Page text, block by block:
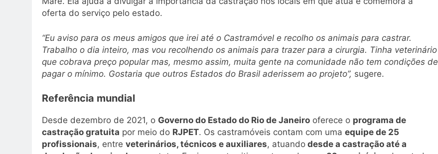
oferta do serviço pelo estado.
“Eu aviso para os meus amigos que irei até o Castramóvel e recolho os animais para castrar.
Trabalho o dia inteiro, mas vou recolhendo os animais para trazer para a cirurgia. Tinha veterinário
que cobrava preço popular mas, mesmo assim, muita gente na comunidade não tem condições de
pagar o mínimo. Gostaria que outros Estados do Brasil aderissem ao projeto”, sugere.
Referência mundial
Desde dezembro de 2021, o Governo do Estado do Rio de Janeiro oferece o programa de
castração gratuita por meio do RJPET. Os castramóveis contam com uma equipe de 25
profissionais, entre veterinários, técnicos e auxiliares, atuando desde a castração até a